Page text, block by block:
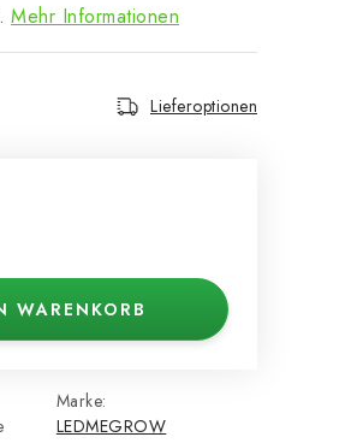
Mehr Informationen
Lieferoptionen
WARENKORB
Marke:
LEDMEGROW